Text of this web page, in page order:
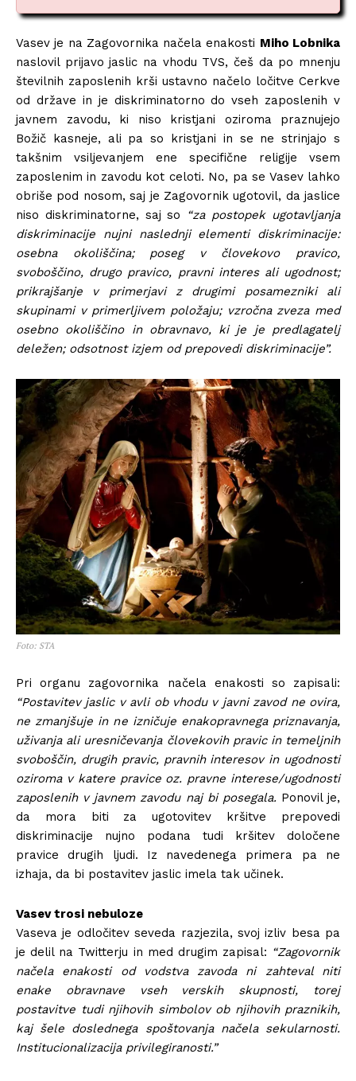
Vasev je na Zagovornika načela enakosti Miho Lobnika
naslovil prijavo jaslic na vhodu TVS, češ da po mnenju
številnih zaposlenih krši ustavno načelo ločitve Cerkve
od države in je diskriminatorno do vseh zaposlenih v
javnem zavodu, ki niso kristjani oziroma praznujejo
Božič kasneje, ali pa so kristjani in se ne strinjajo s
takšnim vsiljevanjem ene specifične religije vsem
zaposlenim in zavodu kot celoti. No, pa se Vasev lahko
obriše pod nosom, saj je Zagovornik ugotovil, da jaslice
niso diskriminatorne, saj so “za postopek ugotavljanja
diskriminacije nujni naslednji elementi diskriminacije:
osebna okoliščina; poseg v človekovo pravico,
svoboščino, drugo pravico, pravni interes ali ugodnost;
prikrajšanje v primerjavi z drugimi posamezniki ali
skupinami v primerljivem položaju; vzročna zveza med
osebno okoliščino in obravnavo, ki je je predlagatelj
deležen; odsotnost izjem od prepovedi diskriminacije”.
Foto: STA
Pri organu zagovornika načela enakosti so zapisali:
“Postavitev jaslic v avli ob vhodu v javni zavod ne ovira,
ne zmanjšuje in ne izničuje enakopravnega priznavanja,
uživanja ali uresničevanja človekovih pravic in temeljnih
svoboščin, drugih pravic, pravnih interesov in ugodnosti
oziroma v katere pravice oz. pravne interese/ugodnosti
zaposlenih v javnem zavodu naj bi posegala. Ponovil je,
da mora biti za ugotovitev kršitve prepovedi
diskriminacije nujno podana tudi kršitev določene
pravice drugih ljudi. Iz navedenega primera pa ne
izhaja, da bi postavitev jaslic imela tak učinek.
Vasev trosi nebuloze
Vaseva je odločitev seveda razjezila, svoj izliv besa pa
je delil na Twitterju in med drugim zapisal: “Zagovornik
načela enakosti od vodstva zavoda ni zahteval niti
enake obravnave vseh verskih skupnosti, torej
postavitve tudi njihovih simbolov ob njihovih praznikih,
kaj šele doslednega spoštovanja načela sekularnosti.
Institucionalizacija privilegiranosti.”